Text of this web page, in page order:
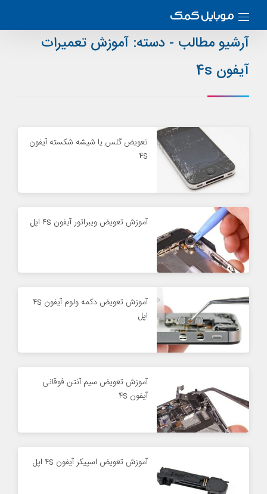
آرشیو مطالب - دسته: آموزش تعمیرات
آیفون 4s
تعویض گلس یا شیشه شکسته آیفون
۴s
آموزش تعویض ویبراتور آیفون ۴s اپل
آموزش تعویض دکمه ولوم آیفون ۴s
اپل
آموزش تعویض سیم آنتن فوقانی
آیفون ۴s
آموزش تعویض اسپیکر آیفون ۴s اپل